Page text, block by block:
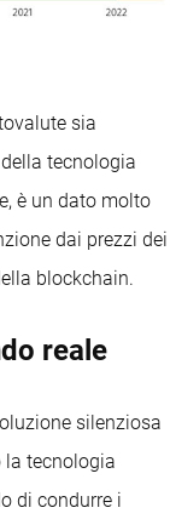
sia
tecnologia
è un dato molto
dai prezzi dei
blockchain.
reale
silenziosa
la tecnologia
di condurre i